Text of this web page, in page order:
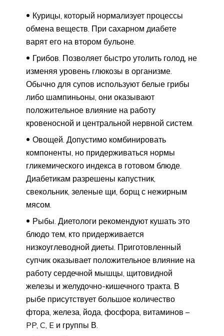
Курицы, который нормализует процессы
обмена веществ. При сахарном диабете
варят его на втором бульоне.
Грибов. Позволяет быстро утолить голод, не
изменяя уровень глюкозы в организме.
Обычно для супов используют белые грибы
либо шампиньоны, они оказывают
положительное влияние на работу
кровеносной и центральной нервной систем.
Овощей. Допустимо комбинировать
компоненты, но придерживаться нормы
гликемического индекса в готовом блюде.
Диабетикам разрешены капустник,
свекольник, зеленые щи, борщ с нежирным
мясом.
Рыбы. Диетологи рекомендуют кушать это
блюдо тем, кто придерживается
низкоуглеводной диеты. Приготовленный
супчик оказывает положительное влияние на
работу сердечной мышцы, щитовидной
железы и желудочно-кишечного тракта. В
рыбе присутствует большое количество
фтора, железа, йода, фосфора, витаминов –
PP, C, E и группы В.